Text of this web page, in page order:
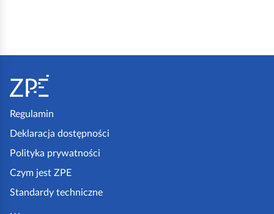
Regulamin
Deklaracja dostępności
Polityka prywatności
Czym jest ZPE
Standardy techniczne